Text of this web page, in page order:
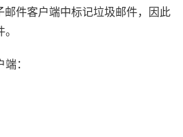
件客户端中标记垃圾邮件，因此
：